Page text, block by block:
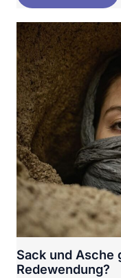
Sack und Asche
Redewendung?